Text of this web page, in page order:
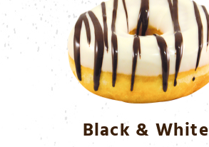
Black & White